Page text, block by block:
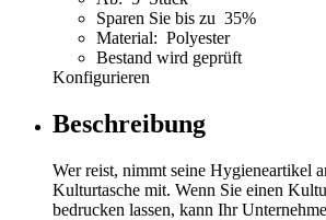
Sparen Sie bis zu 35%
Material: Polyester
Bestand wird geprüft
Konfigurieren
Beschreibung
Wer reist, nimmt seine Hygieneartikel
Kulturtasche mit. Wenn Sie einen
bedrucken lassen, kann Ihr